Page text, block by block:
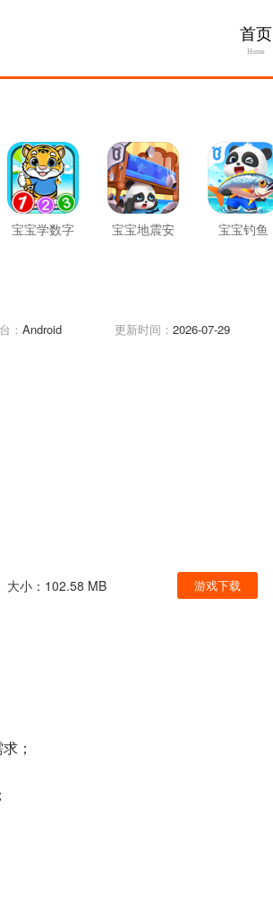
首页
Home
宝宝学数字
宝宝地震安
宝宝钓鱼
： Android 更新时间： 2026-07-29
大小：102.58 MB 游戏下载
；